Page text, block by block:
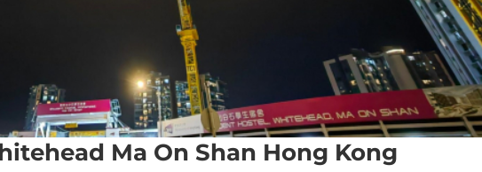
Ma On Shan Hong Kong